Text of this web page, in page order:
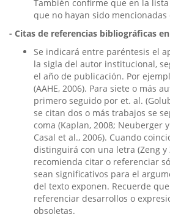
También confirme que en la
que no hayan sido mencionadas
- Citas de referencias bibliográficas
Se indicará entre paréntesis el
la sigla del autor institucional,
el año de publicación. Por
(AAHE, 2006). Para siete o más
primero seguido por et. al.
se citan dos o más trabajos se
coma (Kaplan, 2008; Neuberger
Casal et al., 2006). Cuando
distinguirá con una letra (Zeng y
recomienda citar o referenciar
sean significativos para el
del texto exponen. Recuerde
referenciar desarrollos o
obsoletas.